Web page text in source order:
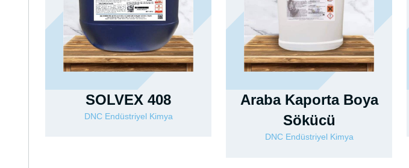
SOLVEX 408
DNC Endüstriyel Kimya
Araba Kaporta Boya
Sökücü
DNC Endüstriyel Kimya